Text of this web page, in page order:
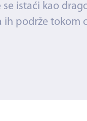
istaći kao
ih podrže